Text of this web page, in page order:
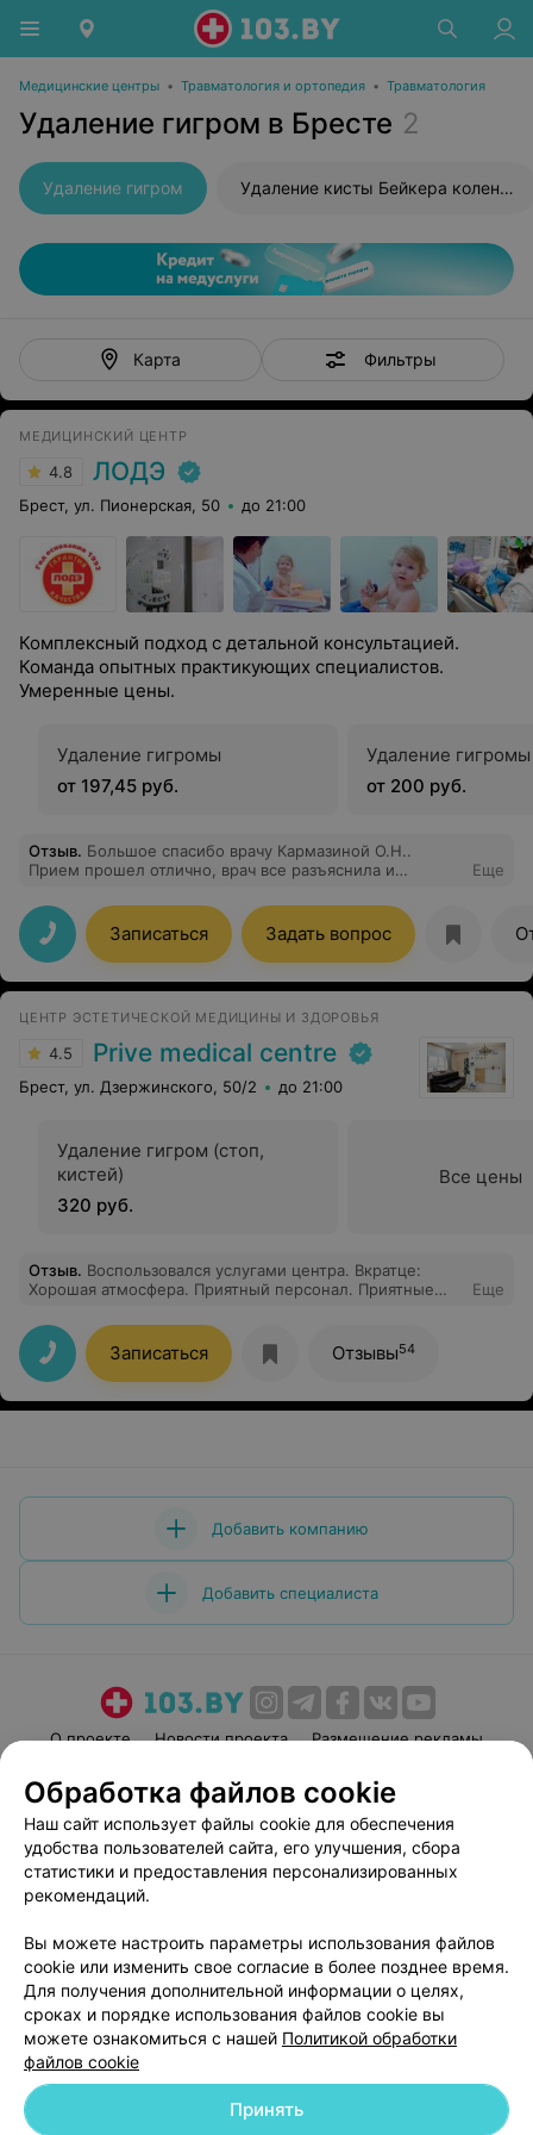
Медицинские центры • Травматология и ортопедия • Травматология
Удаление гигром в Бресте 2
Удаление гигром Удаление кисты Бейкера коленного сустава
Карта Фильтры
МЕДИЦИНСКИЙ ЦЕНТР
4.8 ЛОДЭ
Брест, ул. Пионерская, 50 до 21:00
Комплексный подход с детальной консультацией.
Команда опытных практикующих специалистов.
Умеренные цены.
Удаление гигромы
от 197,45 руб.
Удаление гигромы
от 200 руб.
Отзыв. Большое спасибо врачу Кармазиной О.Н..
Прием прошел отлично, врач все разъяснила и
безболезненно (насколько это было возможно).
Записалась на повторный прием.
Еще
Записаться Задать вопрос
ЦЕНТР ЭСТЕТИЧЕСКОЙ МЕДИЦИНЫ И ЗДОРОВЬЯ
4.5 Prive medical centre
Брест, ул. Дзержинского, 50/2 до 21:00
Удаление гигром (стоп,
кистей)
320 руб.
Все цены
Отзыв. Воспользовался услугами центра. Вкратце:
Хорошая атмосфера. Приятный персонал. Приятные
процветания в вашем деле.
Еще
Записаться Отзывы54
Добавить компанию
Добавить специалиста
О проекте Новости проекта
Размещение рекламы
Пользовательское соглашение
Способы оплаты
Вакансии
Партнеры
Написать руководителю 103.by
Персональные настройки cookie
Обработка персональных данных
Обработка файлов cookie
Наш сайт использует файлы cookie для обеспечения
удобства пользователей сайта, его улучшения, сбора
статистики и предоставления персонализированных
рекомендаций.
Вы можете настроить параметры использования файлов
cookie или изменить свое согласие в более позднее время.
Для получения дополнительной информации о целях,
сроках и порядке использования файлов cookie вы
можете ознакомиться с нашей Политикой обработки
файлов cookie
Принять